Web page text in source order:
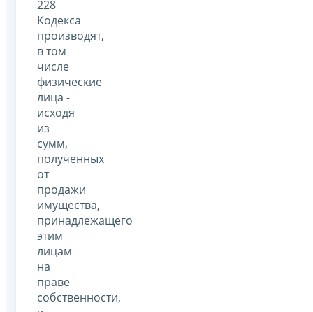
228
Кодекса
производят,
в том
числе
физические
лица -
исходя
из
сумм,
полученных
от
продажи
имущества,
принадлежащего
этим
лицам
на
праве
собственности,